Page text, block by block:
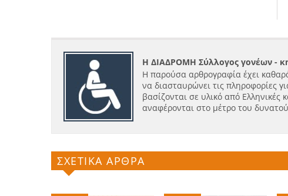
Η ΔΙΑΔΡΟΜΗ Σύλλογος γονέων -
Η παρούσα αρθρογραφία έχει
να διασταυρώνει τις πληροφορίες
βασίζονται σε υλικό από Ελληνικές
αναφέρονται στο μέτρο του
ΣΧΕΤΙΚΑ ΑΡΘΡΑ